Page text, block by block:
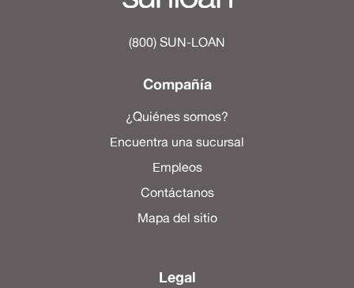
(800) SUN-LOAN
Compañía
¿Quiénes somos?
Encuentra una sucursal
Empleos
Contáctanos
Mapa del sitio
Legal